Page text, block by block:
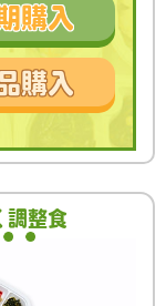
購入
購入
調整食